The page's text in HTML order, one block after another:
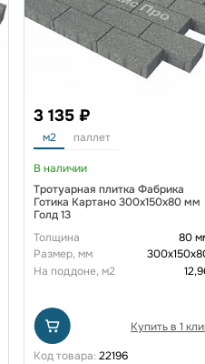
3 135 ₽
м2 паллет
В наличии
Тротуарная плитка Фабрика
Готика Картано 300х150х80 мм
Голд 13
Толщина
80
Размер, мм
На поддоне, м2
Купить в 1
Код товара: 22196